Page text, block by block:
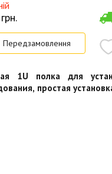
грн.
Передзамовлення
1U полка для
простая